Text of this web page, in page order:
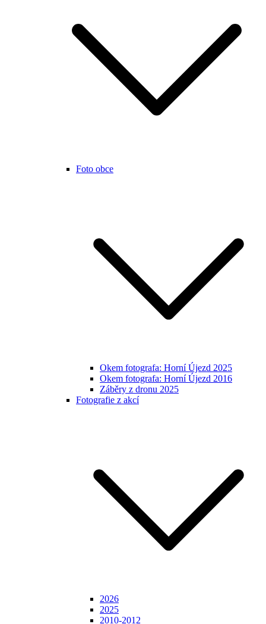
Foto obce
Okem fotografa: Horní Újezd 2025
Okem fotografa: Horní Újezd 2016
Záběry z dronu 2025
Fotografie z akcí
2026
2025
2010-2012